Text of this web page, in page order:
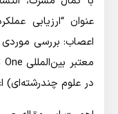
اعصاب: بررسی
در علوم چندرشته‌ای)